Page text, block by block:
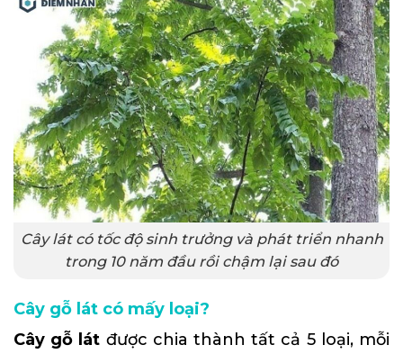
Cây lát có tốc độ sinh trưởng và phát triển nhanh
trong 10 năm đầu rồi chậm lại sau đó
Cây gỗ lát có mấy loại?
Cây gỗ lát được chia thành tất cả 5 loại, mỗi